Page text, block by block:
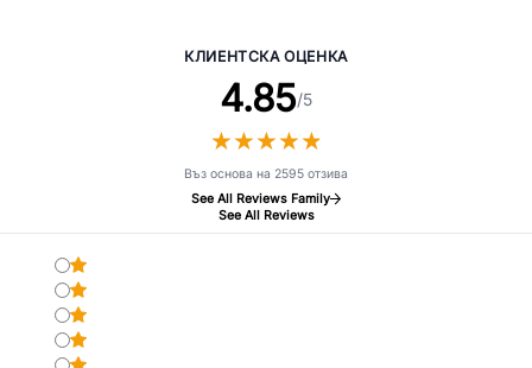
КЛИЕНТСКА ОЦЕНКА
4.85/5
★★★★★
★★★★★
Въз основа на 2595 отзива
See All Reviews Family
See All Reviews